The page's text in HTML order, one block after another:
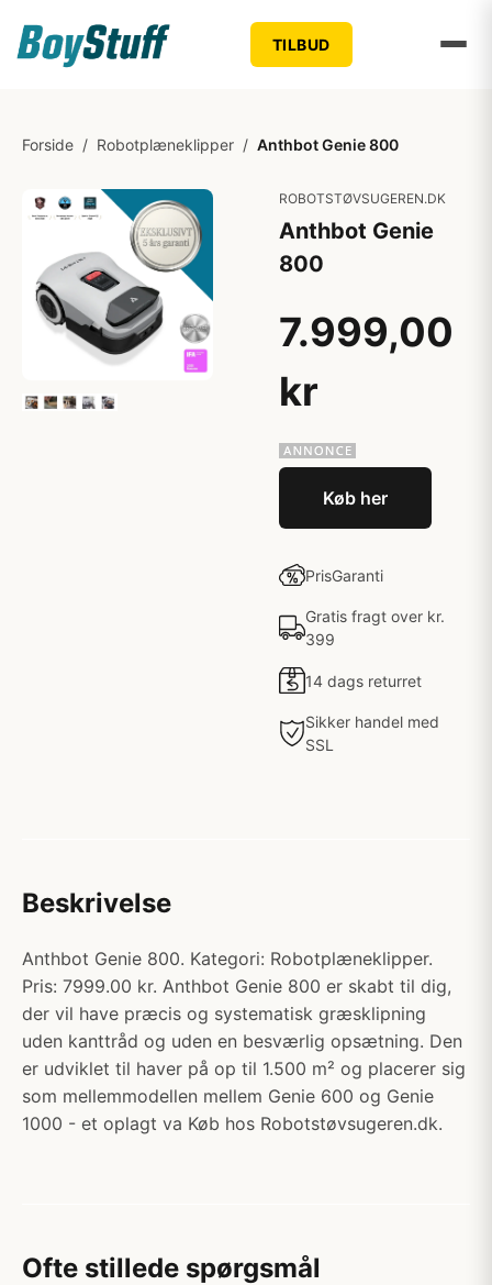
TILBUD
Forside / Robotplæneklipper / Anthbot Genie 800
ROBOTSTØVSUGEREN.DK
Anthbot Genie
800
7.999,00
kr
Køb her
PrisGaranti
Gratis fragt over kr.
399
14 dags returret
Sikker handel med
SSL
Beskrivelse
Anthbot Genie 800. Kategori: Robotplæneklipper.
Pris: 7999.00 kr. Anthbot Genie 800 er skabt til dig,
der vil have præcis og systematisk græsklipning
uden kanttråd og uden en besværlig opsætning. Den
er udviklet til haver på op til 1.500 m² og placerer sig
som mellemmodellen mellem Genie 600 og Genie
1000 - et oplagt va Køb hos Robotstøvsugeren.dk.
Ofte stillede spørgsmål